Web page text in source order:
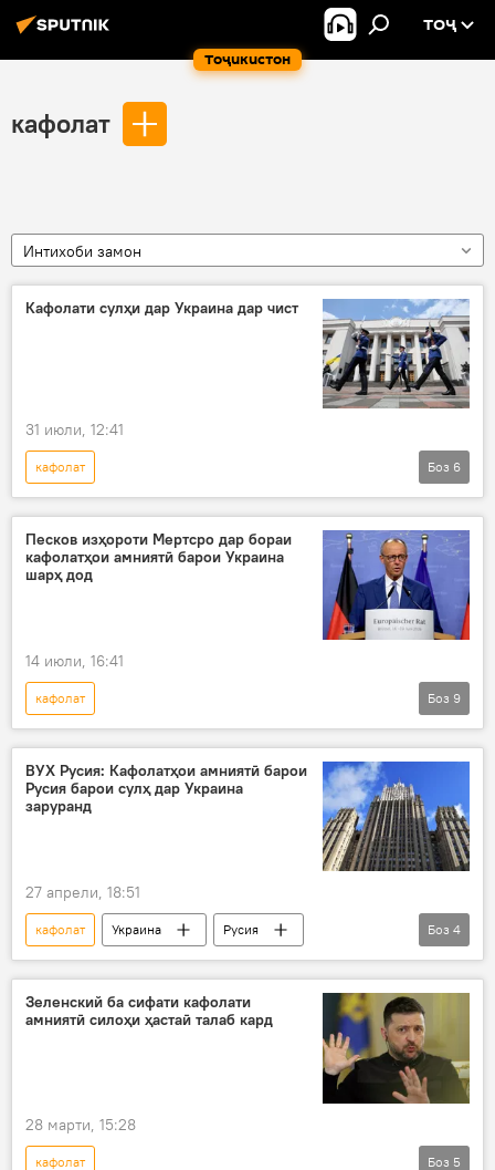
Тоҷикистон
ТОҶ
кафолат
Интихоби замон
Кафолати сулҳи дар Украина дар чист
31 июли, 12:41
кафолат
Амалиёти вижаи Русия барои ҳимояи Донбасс: охирин хабарҳо
Русия
Дар Русия
Украина
амалиёти вижа
Амният ва мудофиа
Боз 6
Песков изҳороти Мертсро дар бораи
кафолатҳои амниятӣ барои Украина
шарҳ дод
14 июли, 16:41
кафолат
Амалиёти вижаи Русия барои ҳимояи Донбасс: охирин хабарҳо
Украина
амалиёти вижа
Олмон
музокирот
низоъ
Боз 9
ВУХ Русия: Кафолатҳои амниятӣ барои
Русия барои сулҳ дар Украина
заруранд
27 апрели, 18:51
кафолат Украина
Русия
Амният ва мудофиа
амалиёти вижа
Киев
вазорати хориҷаи Русия
Боз 4
Зеленский ба сифати кафолати
амниятӣ силоҳи ҳастаӣ талаб кард
28 марти, 15:28
кафолат
Боз 5